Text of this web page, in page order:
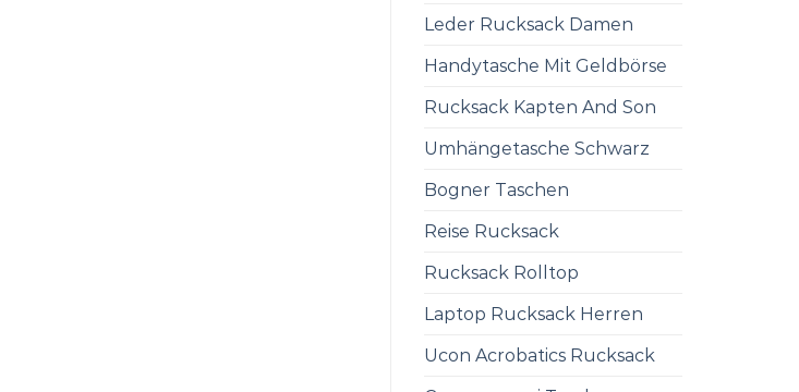
Leder Rucksack Damen
Handytasche Mit Geldbörse
Rucksack Kapten And Son
Umhängetasche Schwarz
Bogner Taschen
Reise Rucksack
Rucksack Rolltop
Laptop Rucksack Herren
Ucon Acrobatics Rucksack